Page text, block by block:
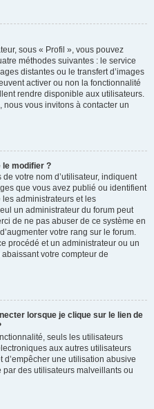
sous « Profil », vous pouvez
méthodes suivantes : le service
distantes ou le transfert d’images
activer ou non la fonctionnalité
rendre disponible aux utilisateurs.
nous vous invitons à contacter un
le modifier ?
votre nom d’utilisateur, indiquent
que vous avez publié ou identifient
administrateurs et les
un administrateur du forum peut
de ne pas abuser de ce système en
votre rang sur le forum.
procédé et un administrateur ou un
votre compteur de
lorsque je clique sur le lien de
seuls les utilisateurs
aux autres utilisateurs
une utilisation abusive
des utilisateurs malveillants ou